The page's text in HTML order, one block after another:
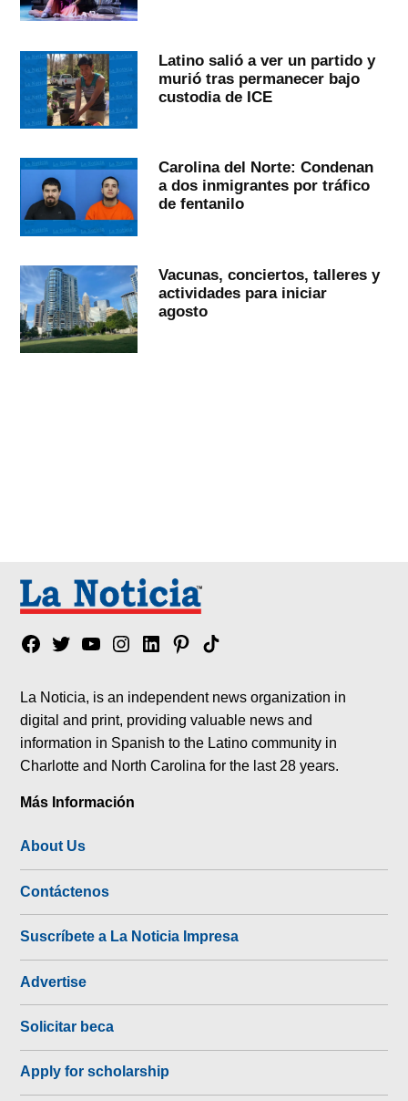
Latino salió a ver un partido y
murió tras permanecer bajo
custodia de ICE
Carolina del Norte: Condenan
a dos inmigrantes por tráfico
de fentanilo
Vacunas, conciertos, talleres y
actividades para iniciar
agosto
Facebook
TwitterYouTubeInstagram
LinkedinPinterest
Tik
La Noticia, is an independent news organization in
digital and print, providing valuable news and
information in Spanish to the Latino community in
Charlotte and North Carolina for the last 28 years.
Más Información
About Us
Contáctenos
Suscríbete a La Noticia Impresa
Advertise
Solicitar beca
Apply for scholarship